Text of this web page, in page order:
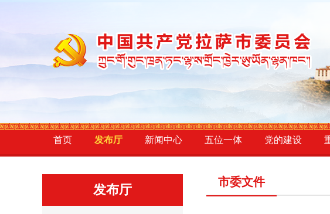
首页 发布厅 新闻中心 五位一体 党的建设
发布厅
市委文件